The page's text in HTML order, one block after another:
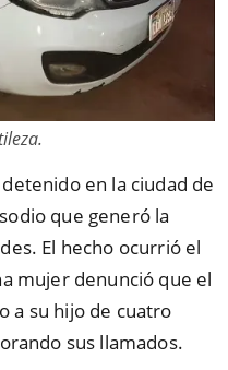
en la ciudad de
que generó la
El hecho ocurrió el
mujer denunció que el
a su hijo de cuatro
sus llamados.